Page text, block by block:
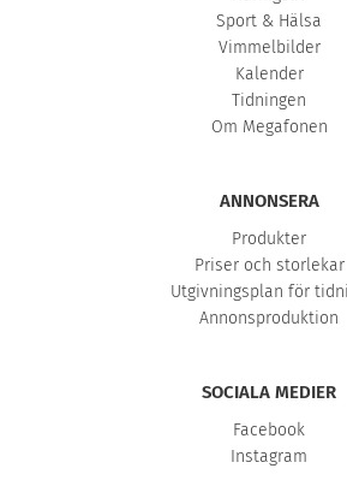
Sport & Hälsa
Vimmelbilder
Kalender
Tidningen
Om Megafonen
ANNONSERA
Produkter
Priser och storlekar
Utgivningsplan för
Annonsproduktion
SOCIALA MEDIER
Facebook
Instagram